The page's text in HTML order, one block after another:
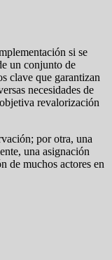
si se
un conjunto de
clave que garantizan
necesidades de
revalorización
por otra, una
una asignación
de muchos actores en